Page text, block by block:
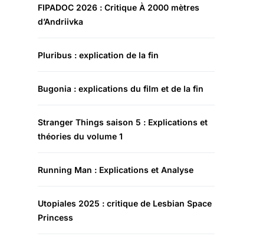
FIPADOC 2026 : Critique À 2000 mètres
d’Andriivka
Pluribus : explication de la fin
Bugonia : explications du film et de la fin
Stranger Things saison 5 : Explications et
théories du volume 1
Running Man : Explications et Analyse
Utopiales 2025 : critique de Lesbian Space
Princess